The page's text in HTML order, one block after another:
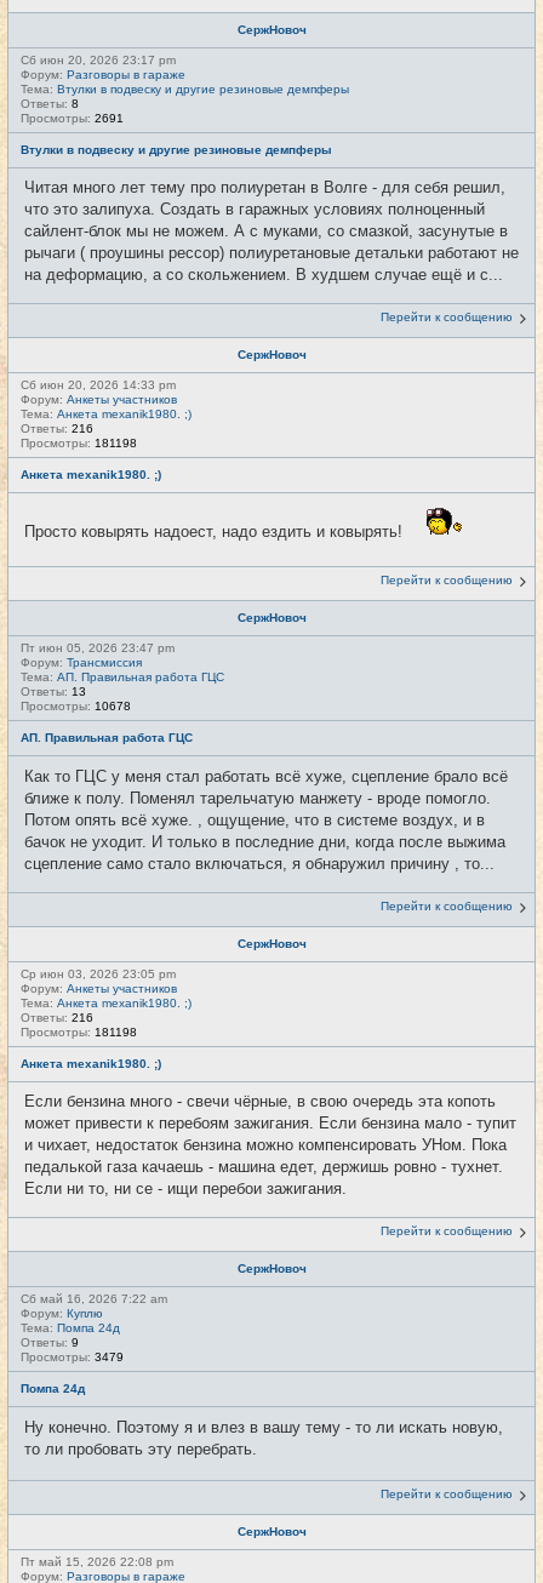
СержНовоч
Сб июн 20, 2026 23:17 pm
Форум: Разговоры в гараже
Тема: Втулки в подвеску и другие резиновые демпферы
Ответы: 8
Просмотры: 2691
Втулки в подвеску и другие резиновые демпферы
Читая много лет тему про полиуретан в Волге - для себя решил,
что это залипуха. Создать в гаражных условиях полноценный
сайлент-блок мы не можем. А с муками, со смазкой, засунутые в
рычаги ( проушины рессор) полиуретановые детальки работают не
на деформацию, а со скольжением. В худшем случае ещё и с...
Перейти к сообщению
СержНовоч
Сб июн 20, 2026 14:33 pm
Форум: Анкеты участников
Тема: Анкета mexanik1980. ;)
Ответы: 216
Просмотры: 181198
Анкета mexanik1980. ;)
Просто ковырять надоест, надо ездить и ковырять!
Перейти к сообщению
СержНовоч
Пт июн 05, 2026 23:47 pm
Форум: Трансмиссия
Тема: АП. Правильная работа ГЦС
Ответы: 13
Просмотры: 10678
АП. Правильная работа ГЦС
Как то ГЦС у меня стал работать всё хуже, сцепление брало всё
ближе к полу. Поменял тарельчатую манжету - вроде помогло.
Потом опять всё хуже. , ощущение, что в системе воздух, и в
бачок не уходит. И только в последние дни, когда после выжима
сцепление само стало включаться, я обнаружил причину , то...
Перейти к сообщению
СержНовоч
Ср июн 03, 2026 23:05 pm
Форум: Анкеты участников
Тема: Анкета mexanik1980. ;)
Ответы: 216
Просмотры: 181198
Анкета mexanik1980. ;)
Если бензина много - свечи чёрные, в свою очередь эта копоть
может привести к перебоям зажигания. Если бензина мало - тупит
и чихает, недостаток бензина можно компенсировать УНом. Пока
педалькой газа качаешь - машина едет, держишь ровно - тухнет.
Если ни то, ни се - ищи перебои зажигания.
Перейти к сообщению
СержНовоч
Сб май 16, 2026 7:22 am
Форум: Куплю
Тема: Помпа 24д
Ответы: 9
Просмотры: 3479
Помпа 24д
Ну конечно. Поэтому я и влез в вашу тему - то ли искать новую,
то ли пробовать эту перебрать.
Перейти к сообщению
СержНовоч
Пт май 15, 2026 22:08 pm
Форум: Разговоры в гараже